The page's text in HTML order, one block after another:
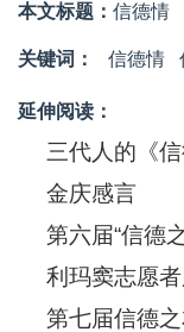
本文标题： 信德情
关键词： 信德情
延伸阅读：
三代人的《
金庆感言
第六届“信德
利玛窦志愿